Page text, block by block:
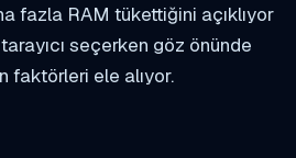
fazla RAM tükettiğini açıklıyor
seçerken göz önünde
faktörleri ele alıyor.